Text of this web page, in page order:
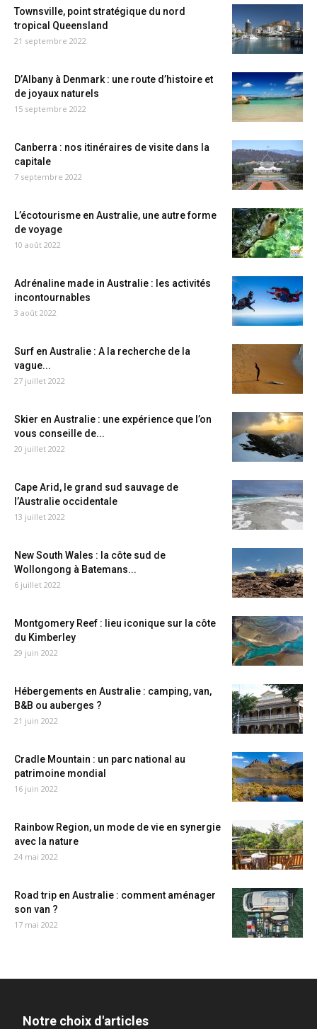
Townsville, point stratégique du nord
tropical Queensland
21 septembre 2022
D’Albany à Denmark : une route d’histoire et
de joyaux naturels
15 septembre 2022
Canberra : nos itinéraires de visite dans la
capitale
7 septembre 2022
L’écotourisme en Australie, une autre forme
de voyage
10 août 2022
Adrénaline made in Australie : les activités
incontournables
3 août 2022
Surf en Australie : A la recherche de la
vague...
27 juillet 2022
Skier en Australie : une expérience que l’on
vous conseille de...
20 juillet 2022
Cape Arid, le grand sud sauvage de
l’Australie occidentale
13 juillet 2022
New South Wales : la côte sud de
Wollongong à Batemans...
6 juillet 2022
Montgomery Reef : lieu iconique sur la côte
du Kimberley
29 juin 2022
Hébergements en Australie : camping, van,
B&B ou auberges ?
21 juin 2022
Cradle Mountain : un parc national au
patrimoine mondial
16 juin 2022
Rainbow Region, un mode de vie en synergie
avec la nature
24 mai 2022
Road trip en Australie : comment aménager
son van ?
17 mai 2022
Notre choix d'articles